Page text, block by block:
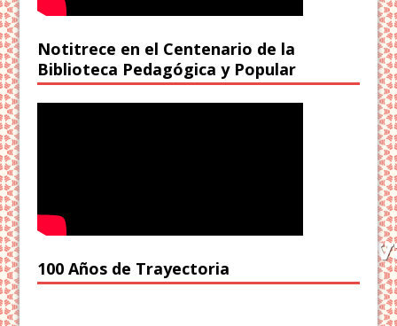
Notitrece en el Centenario de la
Biblioteca Pedagógica y Popular
100 Años de Trayectoria